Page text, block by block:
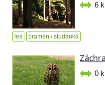
6
les pramen / studánka
0